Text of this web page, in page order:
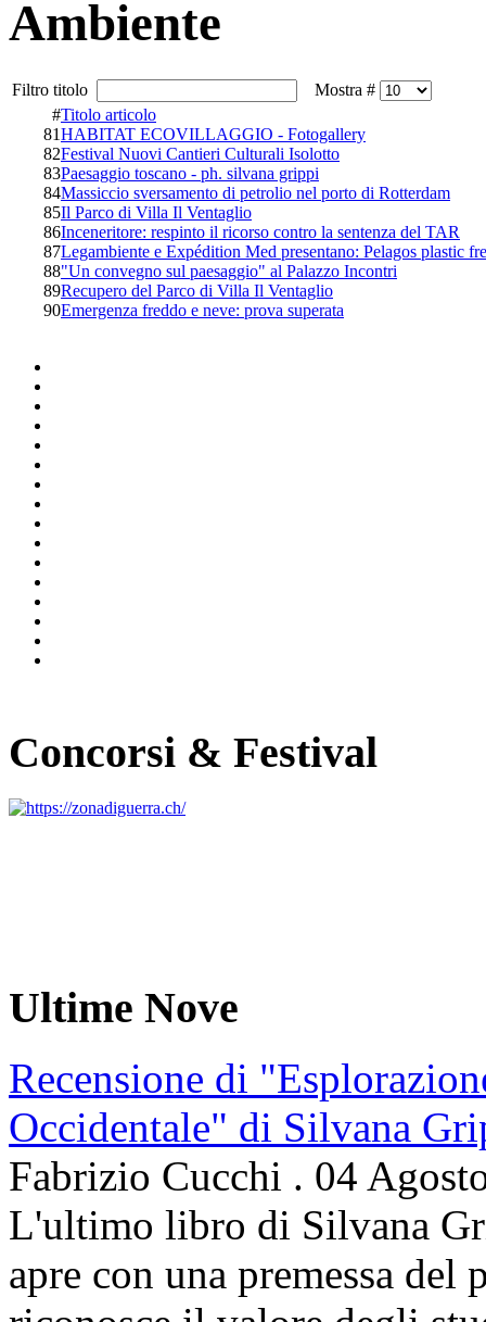
Ambiente
Filtro titolo
Mostra #
#Titolo articolo
81HABITAT ECOVILLAGGIO - Fotogallery
82Festival Nuovi Cantieri Culturali Isolotto
83Paesaggio toscano - ph. silvana grippi
84Massiccio sversamento di petrolio nel porto di Rotterdam
85Il Parco di Villa Il Ventaglio
86Inceneritore: respinto il ricorso contro la sentenza del TAR
87Legambiente e Expédition Med presentano: Pelagos plastic
88"Un convegno sul paesaggio" al Palazzo Incontri
89Recupero del Parco di Villa Il Ventaglio
90Emergenza freddo e neve: prova superata
Concorsi & Festival
Ultime Nove
Recensione di
Occidentale" di Silvana
Fabrizio Cucchi . 04
L'ultimo libro di Silvana
apre con una premessa